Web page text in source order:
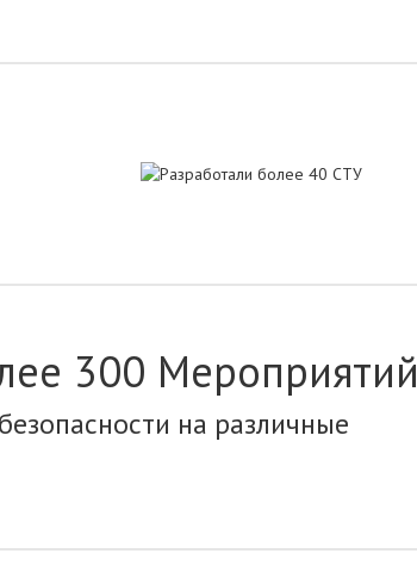
300 Мероприятий
на различные